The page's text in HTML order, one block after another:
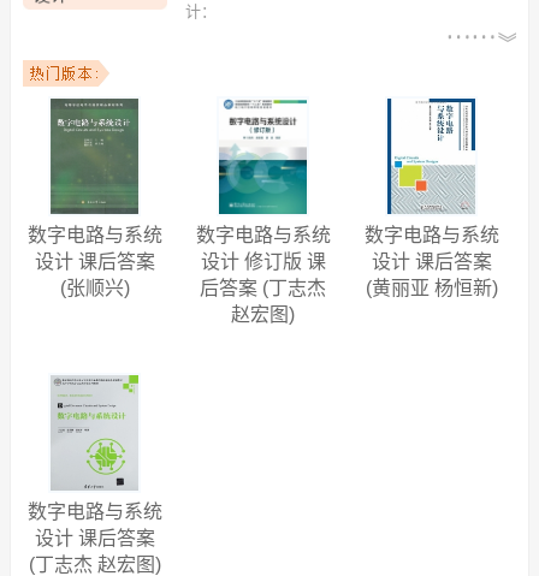
计：
：通信工程、计算机科学与
技术、软件工程、网络工程、信息安全、电子信息工程、电气工程及其
自动化、广播电视工程、电气信息类、微电子学 等专业。
以下学校的同学下载过
数字电路与系统设计答案
：南京邮电大学、南京
邮电大学通达学院、闽江学院、哈尔滨商业大学、南京大学、西安科技
大学、北京大学、汕头大学、东北大学、湖南文理学院芙蓉学院 等。
数字电路与系统
设计 课后答案
(张顺兴)
数字电路与系统
设计 修订版 课
后答案 (丁志杰
赵宏图)
数字电路与系统
设计 课后答案
(黄丽亚 杨恒新)
数字电路与系统
设计 课后答案
(丁志杰 赵宏图)